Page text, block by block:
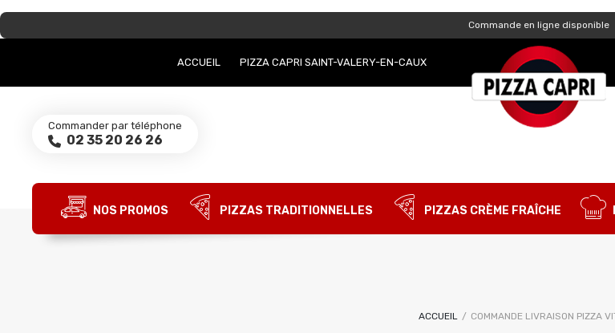
Commande en ligne disponible
ACCUEIL PIZZA CAPRI SAINT-VALERY-EN-CAUX
Commander par téléphone
02 35 20 26 26
MOT DE PASSE
NOS PROMOS
PIZZAS TRADITIONNELLES PIZZAS CRÈME FRAÎCHE
ACCUEIL / COMMANDE LIVRAISON PIZZA